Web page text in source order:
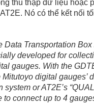
thu thập dữ liệu hoặc
Nó có thể kết nối
Transportation Box
developed for
gauges. With the
digital gauges’
or AT2E’s
to connect up to 4